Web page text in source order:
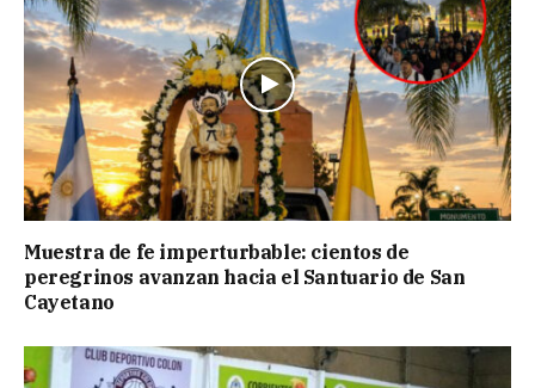
Muestra de fe imperturbable: cientos de
peregrinos avanzan hacia el Santuario de San
Cayetano